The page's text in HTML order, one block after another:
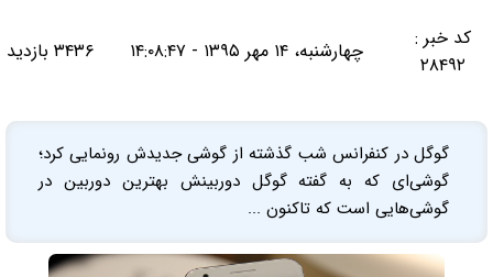
کد خبر :
۲۸۴۹۲
چهارشنبه، ۱۴ مهر ۱۳۹۵ - ۱۴:۰۸:۴۷ ۳۴۳۶ بازدید
گوگل در کنفرانس شب گذشته از گوشی جدیدش رونمایی کرد؛
گوشی‌ای که به گفته گوگل دوربینش بهترین دوربین در
گوشی‌هایی است که تاکنون ...